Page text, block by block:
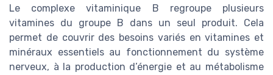
Le complexe vitaminique B regroupe plusieurs
vitamines du groupe B dans un seul produit. Cela
permet de couvrir des besoins variés en vitamines et
minéraux essentiels au fonctionnement du système
nerveux, à la production d’énergie et au métabolisme